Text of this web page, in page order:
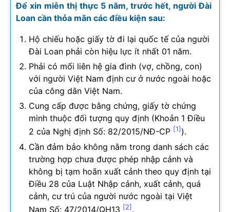
Để xin miễn thị thực 5 năm, trước hết, người Đài
Loan cần thỏa mãn các điều kiện sau:
Hộ chiếu hoặc giấy tờ đi lại quốc tế của người
Đài Loan phải còn hiệu lực ít nhất 01 năm.
Phải có mối liên hệ gia đình (vợ, chồng, con)
với người Việt Nam định cư ở nước ngoài hoặc
của công dân Việt Nam.
Cung cấp được bằng chứng, giấy tờ chứng
minh thuộc đối tượng quy định (Khoản 1 Điều
2 của Nghị định Số: 82/2015/NĐ-CP [1]).
Cần đảm bảo không nằm trong danh sách các
trường hợp chưa được phép nhập cảnh và
không bị tạm hoãn xuất cảnh theo quy định tại
Điều 28 của Luật Nhập cảnh, xuất cảnh, quá
cảnh, cư trú của người nước ngoài tại Việt
Nam Số: 47/2014/QH13 [2].